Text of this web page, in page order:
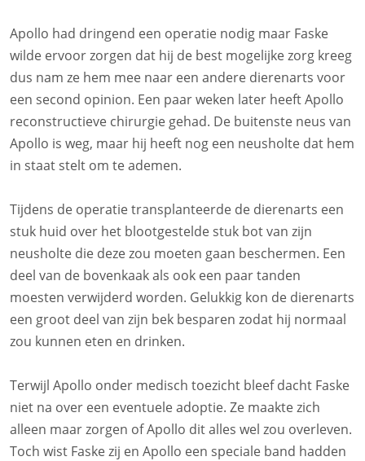
Apollo had dringend een operatie nodig maar Faske
wilde ervoor zorgen dat hij de best mogelijke zorg kreeg
dus nam ze hem mee naar een andere dierenarts voor
een second opinion. Een paar weken later heeft Apollo
reconstructieve chirurgie gehad. De buitenste neus van
Apollo is weg, maar hij heeft nog een neusholte dat hem
in staat stelt om te ademen.
Tijdens de operatie transplanteerde de dierenarts een
stuk huid over het blootgestelde stuk bot van zijn
neusholte die deze zou moeten gaan beschermen. Een
deel van de bovenkaak als ook een paar tanden
moesten verwijderd worden. Gelukkig kon de dierenarts
een groot deel van zijn bek besparen zodat hij normaal
zou kunnen eten en drinken.
Terwijl Apollo onder medisch toezicht bleef dacht Faske
niet na over een eventuele adoptie. Ze maakte zich
alleen maar zorgen of Apollo dit alles wel zou overleven.
Toch wist Faske zij en Apollo een speciale band hadden